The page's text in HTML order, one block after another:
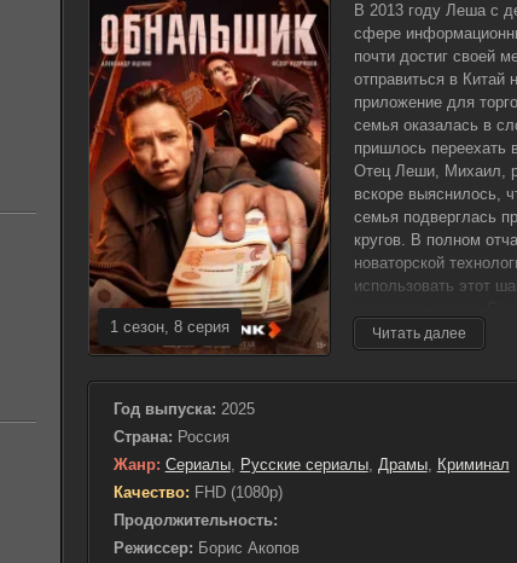
1 сезон, 8 серия
В 2013 году Леша с
сфере
почти достиг своей
отправиться в Китай
приложение для
семья оказалась в
пришлось переехать
Отец Леши, Михаил,
вскоре выяснилось,
семья подверглась
кругов. В полном
новаторской
использовать этот
обналичивать
региона. Однако
реальность,
план по легализации
Читать далее
Год выпуска: 2025
Страна: Россия
Жанр: Сериалы, Русские сериалы, Драмы, Криминал
Качество: FHD (1080p)
Продолжительность:
Режиссер: Борис Акопов